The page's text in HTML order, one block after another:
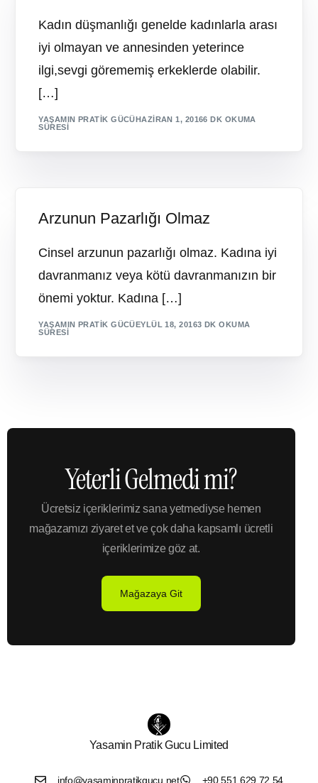
Kadın düşmanlığı genelde kadınlarla arası
iyi olmayan ve annesinden yeterince
ilgi,sevgi görememiş erkeklerde olabilir.
[…]
YAŞAMIN PRATIK GÜCÜHAZIRAN 1, 20166 DK OKUMA
SÜRESI
Arzunun Pazarlığı Olmaz
Cinsel arzunun pazarlığı olmaz. Kadına iyi
davranmanız veya kötü davranmanızın bir
önemi yoktur. Kadına […]
YAŞAMIN PRATIK GÜCÜEYLÜL 18, 20163 DK OKUMA
SÜRESI
Yeterli Gelmedi mi?
Ücretsiz içeriklerimiz sana yetmediyse hemen
mağazamızı ziyaret et ve çok daha kapsamlı ücretli
içeriklerimize göz at.
Mağazaya Git
Yasamin Pratik Gucu Limited
info@yasaminpratikgucu.net +90 551 629 72 54